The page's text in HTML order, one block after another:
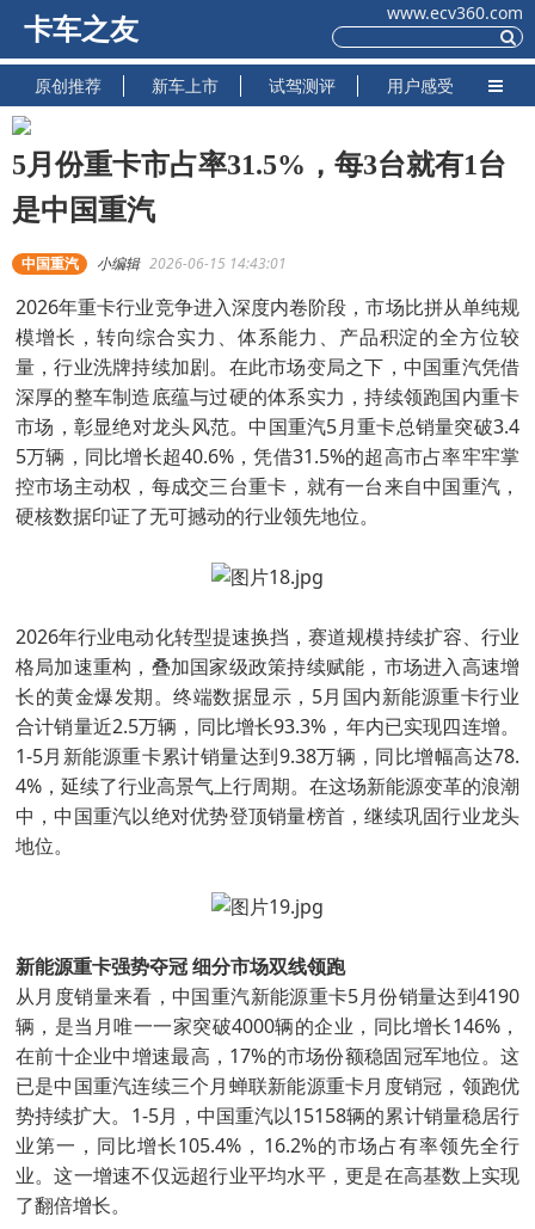
卡车之友
www.ecv360.com
原创推荐 新车上市 试驾测评 用户感受
5月份重卡市占率31.5%，每3台就有1台
是中国重汽
中国重汽 小编辑 2026-06-15 14:43:01
2026年重卡行业竞争进入深度内卷阶段，市场比拼从单纯规
模增长，转向综合实力、体系能力、产品积淀的全方位较
量，行业洗牌持续加剧。在此市场变局之下，中国重汽凭借
深厚的整车制造底蕴与过硬的体系实力，持续领跑国内重卡
市场，彰显绝对龙头风范。中国重汽5月重卡总销量突破3.4
5万辆，同比增长超40.6%，凭借31.5%的超高市占率牢牢掌
控市场主动权，每成交三台重卡，就有一台来自中国重汽，
硬核数据印证了无可撼动的行业领先地位。
2026年行业电动化转型提速换挡，赛道规模持续扩容、行业
格局加速重构，叠加国家级政策持续赋能，市场进入高速增
长的黄金爆发期。终端数据显示，5月国内新能源重卡行业
合计销量近2.5万辆，同比增长93.3%，年内已实现四连增。
1-5月新能源重卡累计销量达到9.38万辆，同比增幅高达78.
4%，延续了行业高景气上行周期。在这场新能源变革的浪潮
中，中国重汽以绝对优势登顶销量榜首，继续巩固行业龙头
地位。
新能源重卡强势夺冠 细分市场双线领跑
从月度销量来看，中国重汽新能源重卡5月份销量达到4190
辆，是当月唯一一家突破4000辆的企业，同比增长146%，
在前十企业中增速最高，17%的市场份额稳固冠军地位。这
已是中国重汽连续三个月蝉联新能源重卡月度销冠，领跑优
势持续扩大。1-5月，中国重汽以15158辆的累计销量稳居行
业第一，同比增长105.4%，16.2%的市场占有率领先全行
业。这一增速不仅远超行业平均水平，更是在高基数上实现
了翻倍增长。